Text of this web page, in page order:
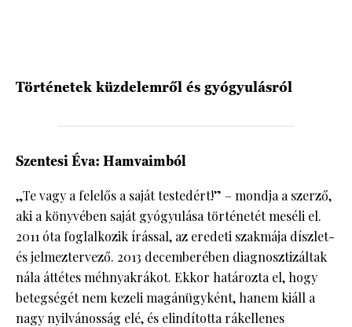
Történetek küzdelemről és gyógyulásról
Szentesi Éva: Hamvaimból
„Te vagy a felelős a saját testedért!” – mondja a szerző,
aki a könyvében saját gyógyulása történetét meséli el.
2011 óta foglalkozik írással, az eredeti szakmája díszlet-
és jelmeztervező. 2013 decemberében diagnosztizáltak
nála áttétes méhnyakrákot. Ekkor határozta el, hogy
betegségét nem kezeli magánügyként, hanem kiáll a
nagy nyilvánosság elé, és elindította rákellenes